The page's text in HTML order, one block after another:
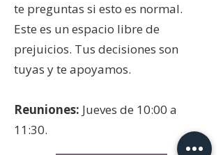
te preguntas si esto es normal.
Este es un espacio libre de
prejuicios. Tus decisiones son
tuyas y te apoyamos.
Reuniones: Jueves de 10:00 a
11:30.